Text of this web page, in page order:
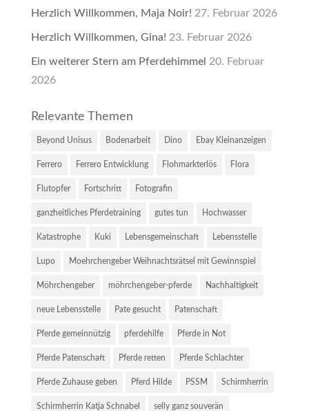
Herzlich Willkommen, Maja Noir! 27. Februar 2026
Herzlich Willkommen, Gina! 23. Februar 2026
Ein weiterer Stern am Pferdehimmel 20. Februar
2026
Relevante Themen
Beyond Unisus Bodenarbeit Dino Ebay Kleinanzeigen
Ferrero Ferrero Entwicklung Flohmarkterlös Flora
Flutopfer Fortschritt Fotografin
ganzheitliches Pferdetraining gutes tun Hochwasser
Katastrophe Kuki Lebensgemeinschaft Lebensstelle
Lupo Moehrchengeber Weihnachtsrätsel mit Gewinnspiel
Möhrchengeber möhrchengeber-pferde Nachhaltigkeit
neue Lebensstelle Pate gesucht Patenschaft
Pferde gemeinnützig pferdehilfe Pferde in Not
Pferde Patenschaft Pferde retten Pferde Schlachter
Pferde Zuhause geben Pferd Hilde PSSM Schirmherrin
Schirmherrin Katja Schnabel selly ganz souverän